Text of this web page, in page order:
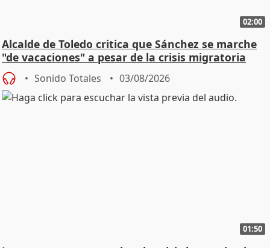
02:00
Alcalde de Toledo critica que Sánchez se marche
"de vacaciones" a pesar de la crisis migratoria
Sonido Totales 03/08/2026
01:50